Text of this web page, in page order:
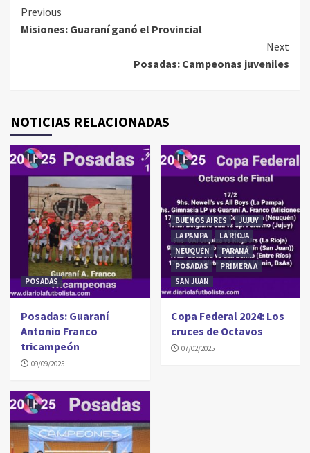
Continue
Reading
Previous
Misiones: Guaraní ganó el Provincial
Next
Posadas: Campeonas juveniles
NOTICIAS RELACIONADAS
POSADAS
Posadas: Guaraní
Antonio Franco
tricampeón
09/09/2025
BUENOS AIRES
JUJUY
LA PAMPA
LA RIOJA
NEUQUÉN
PARANÁ
POSADAS
PRIMERA A
SAN JUAN
Copa Federal 2024: Los
cruces de Octavos
07/02/2025